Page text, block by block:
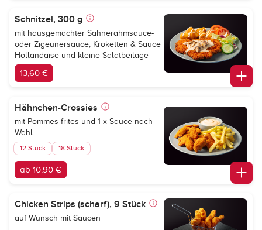
Schnitzel, 300 g
mit hausgemachter Sahnerahmsauce-
oder Zigeunersauce, Kroketten & Sauce
Hollandaise und kleine Salatbeilage
13,60 €
Hähnchen-Crossies
mit Pommes frites und 1 x Sauce nach
Wahl
12 Stück 18 Stück
ab 10,90 €
Chicken Strips (scharf), 9 Stück
auf Wunsch mit Saucen